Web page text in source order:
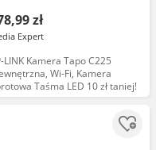
zł
Expert
LINK Kamera Tapo C225
Wi-Fi, Kamera
Taśma LED 10 zł taniej!